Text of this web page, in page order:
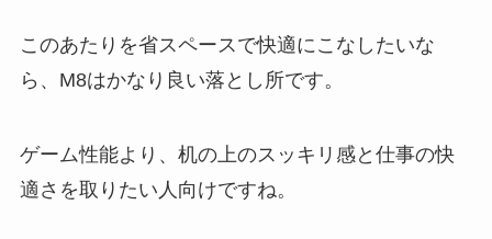
このあたりを省スペースで快適にこなしたいな
ら、M8はかなり良い落とし所です。
ゲーム性能より、机の上のスッキリ感と仕事の快
適さを取りたい人向けですね。